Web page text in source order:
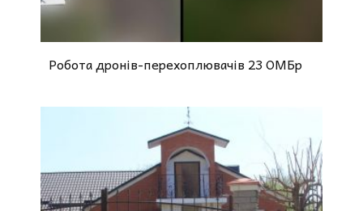
Робота дронів-перехоплювачів 23 ОМБр